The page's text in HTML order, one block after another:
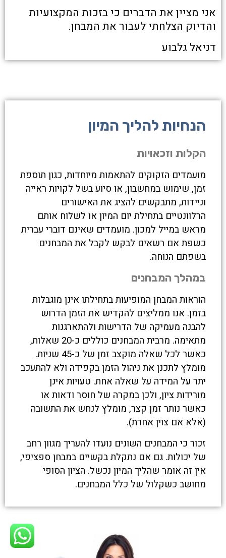
אני מציין את הדברים כי בזכות המקצועיות
והדיוק הצלחתי לעבור את המבחן.
דניאל גלבוע
הנחיות להליך המיון
הקלות וזכאויות
מועמדים הזקוקים להתאמות מיוחדות, כגון תוספת
זמן, שימוש במחשבון, או סיוע בשל לקויות ראייה
וניידות, מתבקשים להציג את האישורים
הרלוונטיים בתחילת יום המיון או לשלוח אותם
מראש במייל למכון. מועמדים שאינם דוברי עברית
כשפת אם רשאים לבקש לקבל את המבחנים
בשפתם הנוחה.
במהלך המבחנים
הוראות המבחן המופיעות בתחילתו אינן מוגבלות
בזמן. אנו ממליצים להקדיש את הזמן הדרוש
להבנה מעמיקה של הדרישות ולהתארגנות
מתאימה. מרבית המבחנים כוללים כ-20 שאלות,
כאשר לכל שאלה מוקצב זמן של כ-45 שניות.
מומלץ לתכנן את ניהול הזמן בקפידה ולא להתעכב
יתר על המידה על שאלה אחת. טעויות אינן
מורידות ציון, ולכן במקרה של חוסר ודאות או
כאשר נותר זמן קצר, מומלץ לנחש את התשובה
(אלא אם צוין אחרת).
זכור כי המבחנים השונים נועדו להעריך מגוון רחב
של יכולות. גם אם נתקלת בקשיים במבחן ספציפי,
אין זה אומר שהליך המיון נכשל. הציון הסופי
מחושב כשקלול של כלל המבחנים.